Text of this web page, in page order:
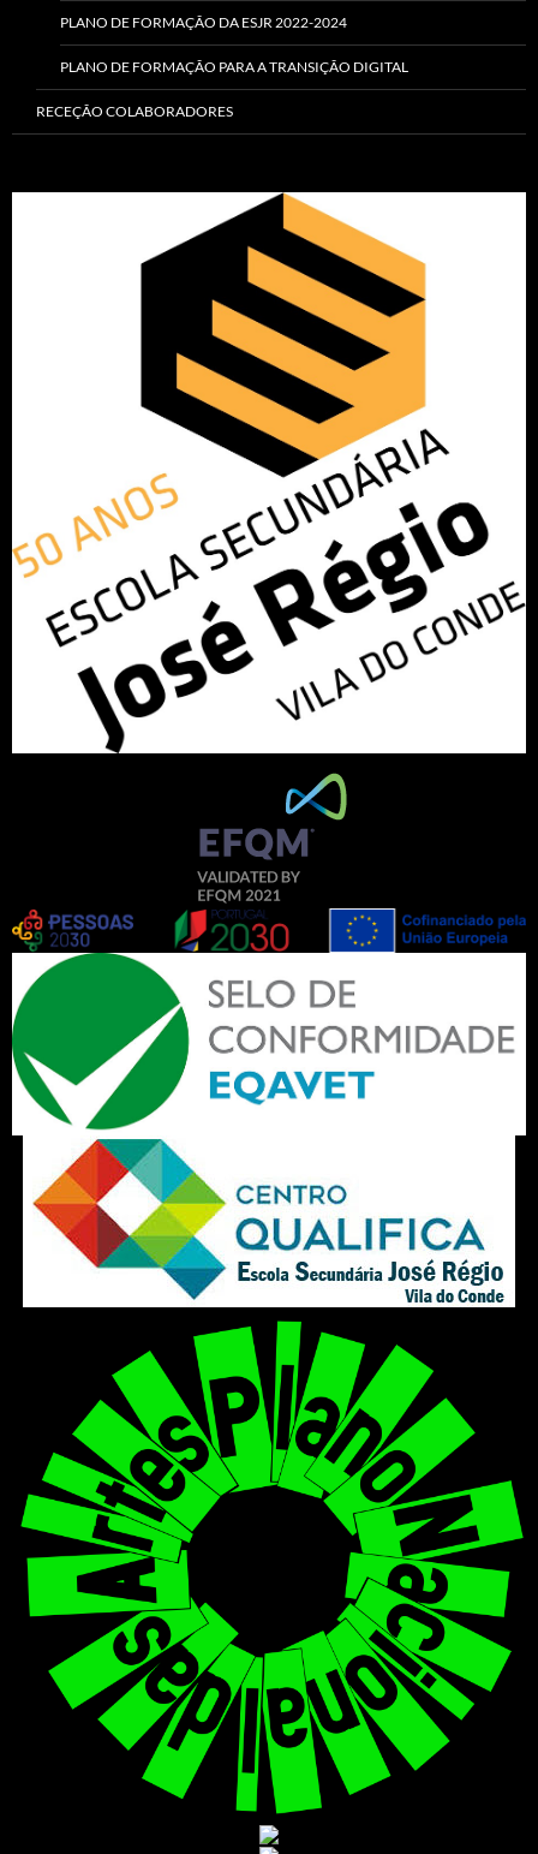
PLANO DE FORMAÇÃO DA ESJR 2022-2024
PLANO DE FORMAÇÃO PARA A TRANSIÇÃO DIGITAL
RECEÇÃO COLABORADORES